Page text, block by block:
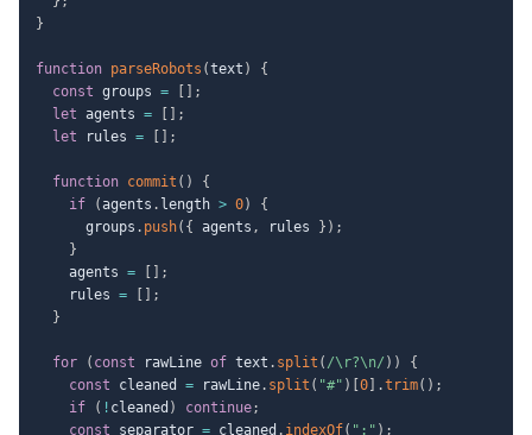
}
function parseRobots (text )
{
const groups =
;
let agents =
;
let rules = ;
function commit ( )
{
if
(agents . length > 0)
{
      groups
. push( { agents , rules } ) ;
}
    agents
=
;
    rules
=
;
}
for ( const rawLine of text . split ( /\r?\n/ ) )
{
const cleaned = rawLine. split ( "#" ) 0 .trim( ) ;
if
( ! cleaned ) continue;
const separator = cleaned . indexOf( ":" ) ;